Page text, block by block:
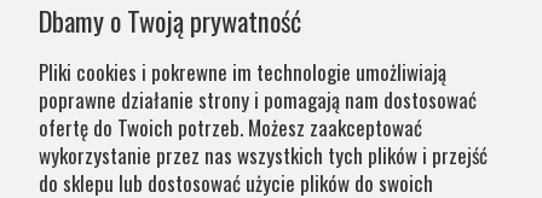
chęci zapewnienia jak najwyższej jakości produktu. W
na zamówienie jest zaznaczony w opisie. Wierzymy, że na
nasze lampy warto czasem poczekać.
Dbamy o Twoją prywatność
Pliki cookies i pokrewne im technologie umożliwiają
poprawne działanie strony i pomagają nam dostosować
ofertę do Twoich potrzeb. Możesz zaakceptować
wykorzystanie przez nas wszystkich tych plików i przejść
do sklepu lub dostosować użycie plików do swoich